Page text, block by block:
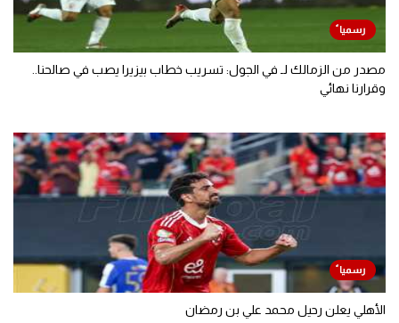
مصدر من الزمالك لـ في الجول: تسريب خطاب بيزيرا يصب في صالحنا..
وقرارنا نهائي
الأهلي يعلن رحيل محمد علي بن رمضان